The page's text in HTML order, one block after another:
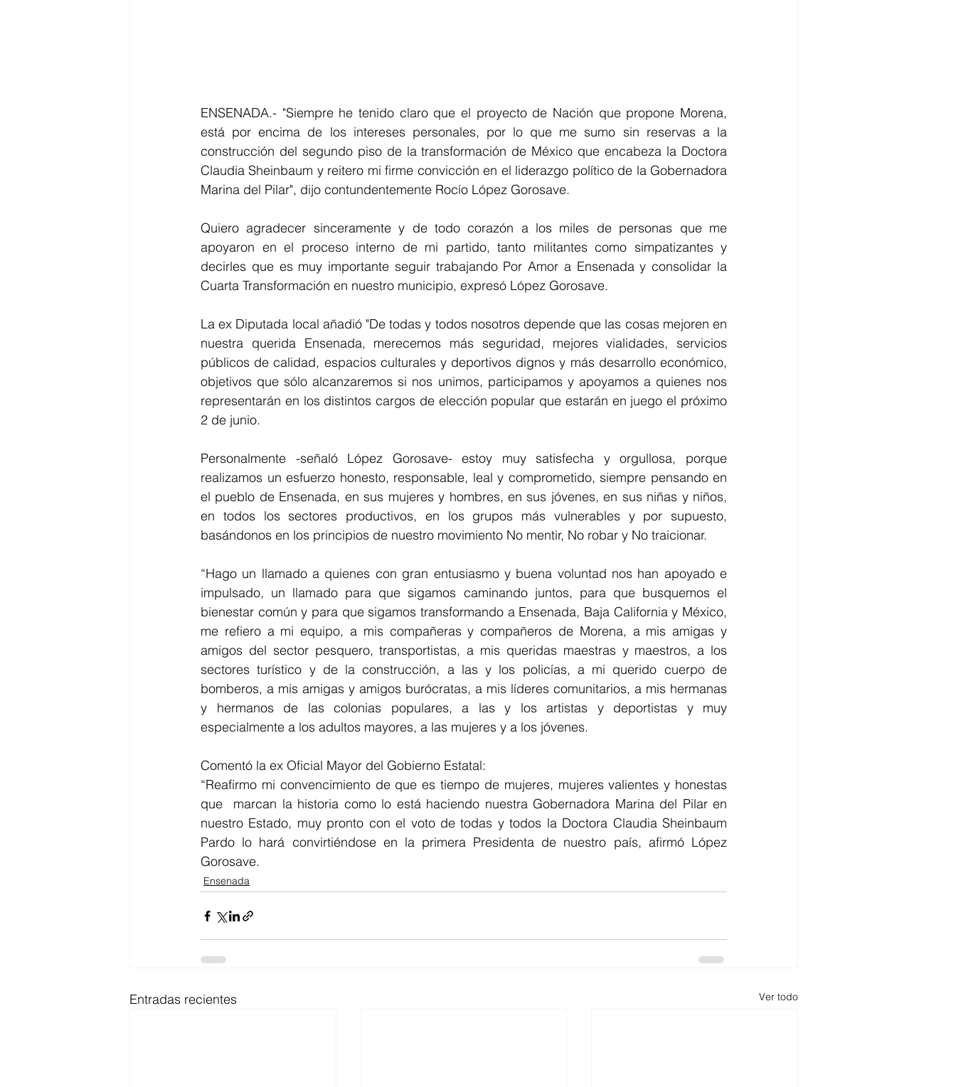
ENSENADA.- "Siempre he tenido claro que el proyecto de Nación que propone Morena,
está por encima de los intereses personales, por lo que me sumo sin reservas a la
construcción del segundo piso de la transformación de México que encabeza la Doctora
Claudia Sheinbaum y reitero mi firme convicción en el liderazgo político de la Gobernadora
Marina del Pilar", dijo contundentemente Rocío López Gorosave.
Quiero agradecer sinceramente y de todo corazón a los miles de personas que me
apoyaron en el proceso interno de mi partido, tanto militantes como simpatizantes y
decirles que es muy importante seguir trabajando Por Amor a Ensenada y consolidar la
Cuarta Transformación en nuestro municipio, expresó López Gorosave.
La ex Diputada local añadió "De todas y todos nosotros depende que las cosas mejoren en
nuestra querida Ensenada, merecemos más seguridad, mejores vialidades, servicios
públicos de calidad, espacios culturales y deportivos dignos y más desarrollo económico,
objetivos que sólo alcanzaremos si nos unimos, participamos y apoyamos a quienes nos
representarán en los distintos cargos de elección popular que estarán en juego el próximo
2 de junio.
Personalmente -señaló López Gorosave- estoy muy satisfecha y orgullosa, porque
realizamos un esfuerzo honesto, responsable, leal y comprometido, siempre pensando en
el pueblo de Ensenada, en sus mujeres y hombres, en sus jóvenes, en sus niñas y niños,
en todos los sectores productivos, en los grupos más vulnerables y por supuesto,
basándonos en los principios de nuestro movimiento No mentir, No robar y No traicionar.
“Hago un llamado a quienes con gran entusiasmo y buena voluntad nos han apoyado e
impulsado, un llamado para que sigamos caminando juntos, para que busquemos el
bienestar común y para que sigamos transformando a Ensenada, Baja California y México,
me refiero a mi equipo, a mis compañeras y compañeros de Morena, a mis amigas y
amigos del sector pesquero, transportistas, a mis queridas maestras y maestros, a los
sectores turístico y de la construcción, a las y los policías, a mi querido cuerpo de
bomberos, a mis amigas y amigos burócratas, a mis líderes comunitarios, a mis hermanas
y hermanos de las colonias populares, a las y los artistas y deportistas y muy
especialmente a los adultos mayores, a las mujeres y a los jóvenes.
Comentó la ex Oficial Mayor del Gobierno Estatal:
“Reafirmo mi convencimiento de que es tiempo de mujeres, mujeres valientes y honestas
que  marcan la historia como lo está haciendo nuestra Gobernadora Marina del Pilar en
nuestro Estado, muy pronto con el voto de todas y todos la Doctora Claudia Sheinbaum
Pardo lo hará convirtiéndose en la primera Presidenta de nuestro país, afirmó López
Gorosave.
Ensenada
Entradas recientes Ver todo